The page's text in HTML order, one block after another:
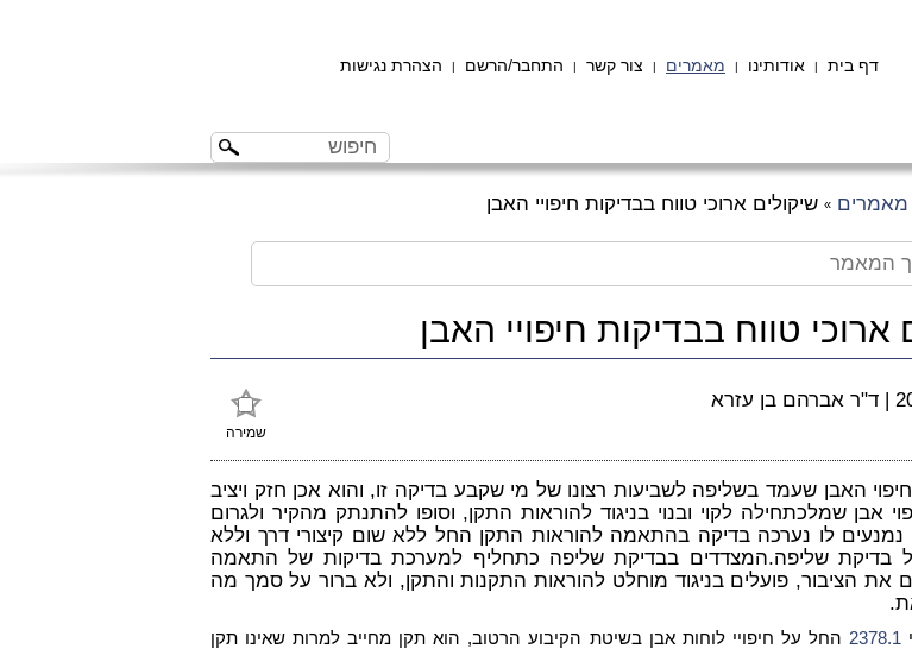
דף בית | אודותינו | מאמרים | צור קשר | התחבר/הרשם | הצהרת נגישות
מאמרים » שיקולים ארוכי טווח בבדיקות חיפויי האבן
ארוכי טווח בבדיקות חיפויי האבן
שמירה
| ד"ר אברהם בן עזרא
האבן שעמד בשליפה לשביעות רצונו של מי שקבע בדיקה זו, והוא אכן חזק ויציב
אבן שמלכתחילה לקוי ובנוי בניגוד להוראות התקן, וסופו להתנתק מהקיר ולגרום
נמנעים לו נערכה בדיקה בהתאמה להוראות התקן החל ללא שום קיצורי דרך וללא
בדיקת שליפה.המצדדים בבדיקת שליפה כתחליף למערכת בדיקות של התאמה
ם את הציבור, פועלים בניגוד מוחלט להוראות התקנות והתקן, ולא ברור על סמך מה
2378.1 החל על חיפויי לוחות אבן בשיטת הקיבוע הרטוב, הוא תקן מחייב למרות שאינו תקן